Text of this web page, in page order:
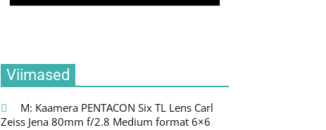
Viimased
M: Kaamera PENTACON Six TL Lens Carl
Zeiss Jena 80mm f/2.8 Medium format 6×6